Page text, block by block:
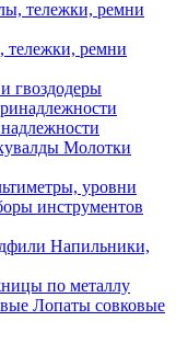
тележки, ремни
гвоздодеры
Молотки
уровни
инструментов
Напильники,
по металлу
Лопаты совковые